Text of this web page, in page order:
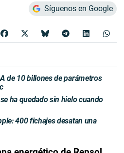
Síguenos en Google
de 10 billones de parámetros
ha quedado sin hielo cuando
400 fichajes desatan una